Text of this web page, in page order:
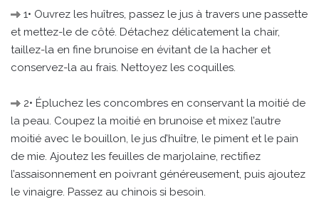
1• Ouvrez les huîtres, passez le jus à travers une passette
et mettez-le de côté. Détachez délicatement la chair,
taillez-la en fine brunoise en évitant de la hacher et
conservez-la au frais. Nettoyez les coquilles.
2• Épluchez les concombres en conservant la moitié de
la peau. Coupez la moitié en brunoise et mixez l’autre
moitié avec le bouillon, le jus d’huître, le piment et le pain
de mie. Ajoutez les feuilles de marjolaine, rectifiez
l’assaisonnement en poivrant généreusement, puis ajoutez
le vinaigre. Passez au chinois si besoin.